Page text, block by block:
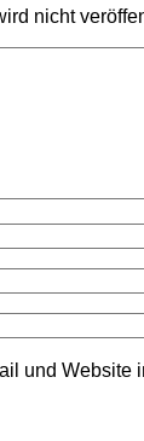
nicht
und Website